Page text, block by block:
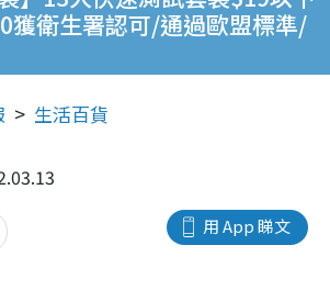
獲衛生署認可/通過歐盟標準/
生活百貨
用 App 睇文